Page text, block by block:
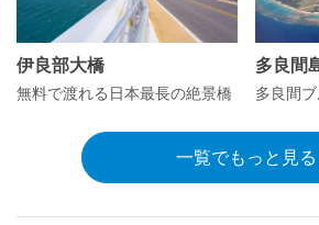
伊良部大橋
無料で渡れる日本最長の絶景橋
多良間
一覧でもっと見る